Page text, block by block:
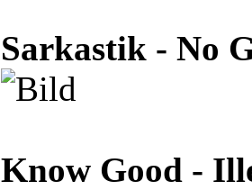
Sarkastik - No
Know Good -